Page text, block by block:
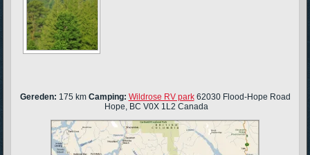
Gereden: 175 km Camping: Wildrose RV park62030 Flood-Hope Road
Hope, BC V0X 1L2 Canada